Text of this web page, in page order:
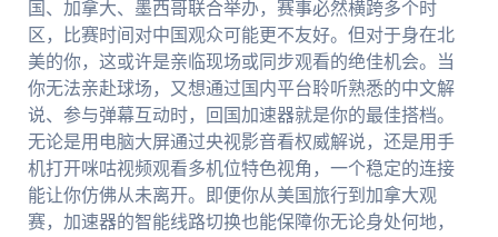
国、加拿大、墨西哥联合举办，赛事必然横跨多个时
区，比赛时间对中国观众可能更不友好。但对于身在北
美的你，这或许是亲临现场或同步观看的绝佳机会。当
你无法亲赴球场，又想通过国内平台聆听熟悉的中文解
说、参与弹幕互动时，回国加速器就是你的最佳搭档。
无论是用电脑大屏通过央视影音看权威解说，还是用手
机打开咪咕视频观看多机位特色视角，一个稳定的连接
能让你仿佛从未离开。即便你从美国旅行到加拿大观
赛，加速器的智能线路切换也能保障你无论身处何地，